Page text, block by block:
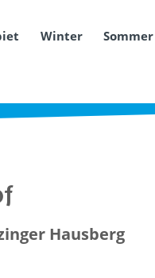
Winter Sommer
Hausberg